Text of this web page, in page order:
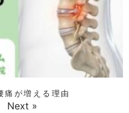
が増える理由
Next »